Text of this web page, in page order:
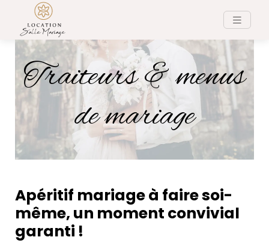
Traiteurs & menus
de mariage
Apéritif mariage à faire soi-
même, un moment convivial
garanti !